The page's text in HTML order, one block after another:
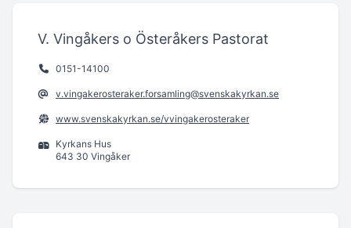
V. Vingåkers o Österåkers Pastorat
0151-14100
v.vingakerosteraker.forsamling@svenskakyrkan.se
www.svenskakyrkan.se/vvingakerosteraker
Kyrkans Hus
643 30 Vingåker